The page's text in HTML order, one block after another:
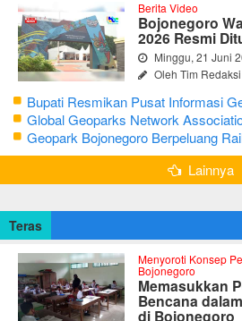
Berita Video
Bojonegoro
2026 Resmi
Minggu, 21 Juni
Oleh Tim Redaksi
Bupati Resmikan Pusat Informasi
Bojonegoro
Global Geoparks Network
Geosite di Bojonegoro
Geopark Bojonegoro Berpeluang
Global Geopark
Lainnya
Teras
Menyoroti Konsep
Bojonegoro
Memasukkan
Bencana
di Bojonegoro